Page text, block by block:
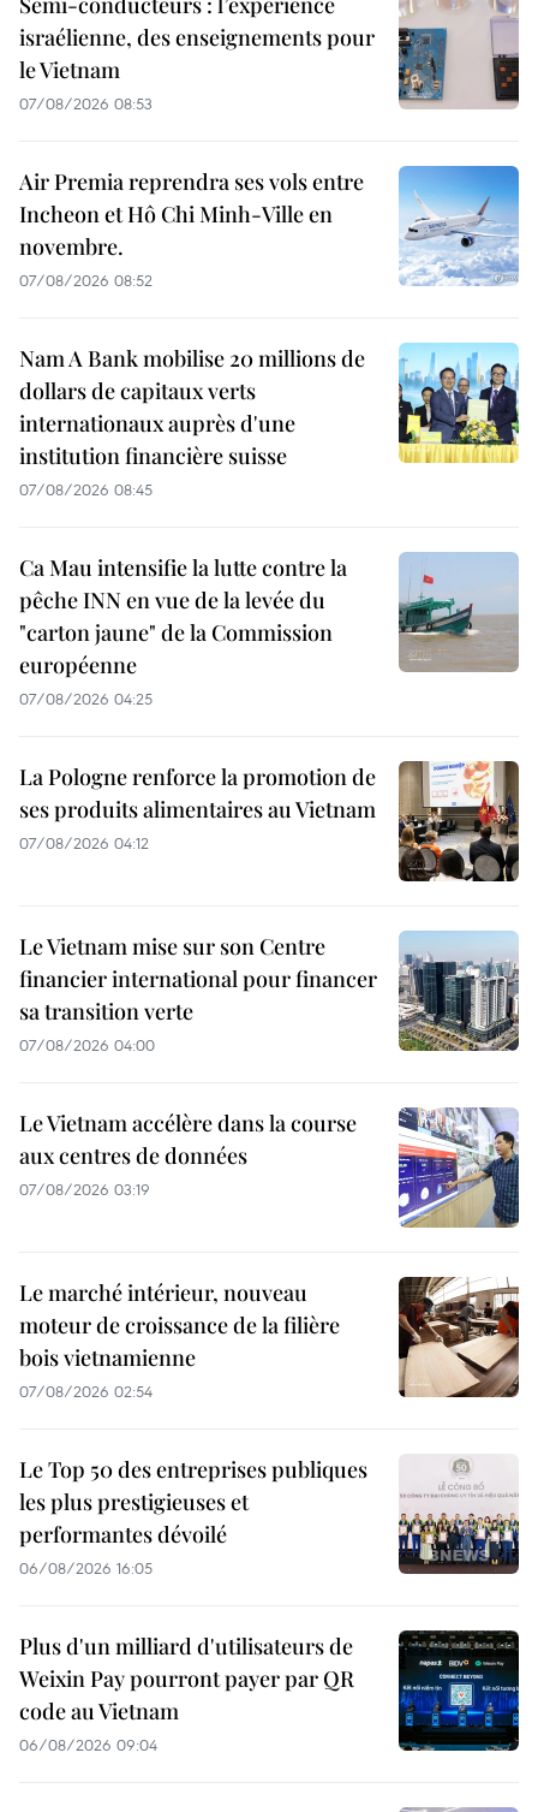
israélienne, des enseignements pour
le Vietnam
07/08/2026 08:53
Air Premia reprendra ses vols entre
Incheon et Hô Chi Minh-Ville en
novembre.
07/08/2026 08:52
Nam A Bank mobilise 20 millions de
dollars de capitaux verts
internationaux auprès d'une
institution financière suisse
07/08/2026 08:45
Ca Mau intensifie la lutte contre la
pêche INN en vue de la levée du
"carton jaune" de la Commission
européenne
07/08/2026 04:25
La Pologne renforce la promotion de
ses produits alimentaires au Vietnam
07/08/2026 04:12
Le Vietnam mise sur son Centre
financier international pour financer
sa transition verte
07/08/2026 04:00
Le Vietnam accélère dans la course
aux centres de données
07/08/2026 03:19
Le marché intérieur, nouveau
moteur de croissance de la filière
bois vietnamienne
07/08/2026 02:54
Le Top 50 des entreprises publiques
les plus prestigieuses et
performantes dévoilé
06/08/2026 16:05
Plus d'un milliard d'utilisateurs de
Weixin Pay pourront payer par QR
code au Vietnam
06/08/2026 09:04